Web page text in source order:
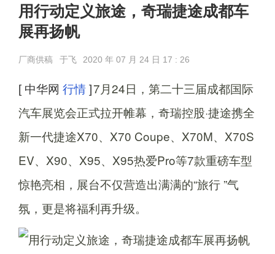
用行动定义旅途，奇瑞捷途成都车
展再扬帆
厂商供稿 于飞 2020 年 07 月 24 日 17 : 26
[ 中华网 行情] 7月24日，第二十三届成都国际
汽车展览会正式拉开帷幕，奇瑞控股·捷途携全
新一代捷途X70、X70 Coupe、X70M、X70S
EV、X90、X95、X95热爱Pro等7款重磅车型
惊艳亮相，展台不仅营造出满满的“旅行 ”气
氛，更是将福利再升级。